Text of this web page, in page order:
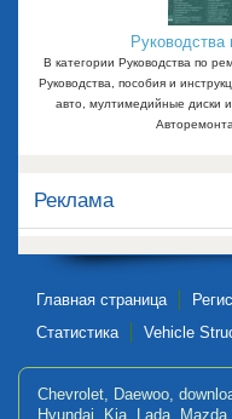
Руководства
В категории Руководства по
Руководства, пособия и
авто, мултимедийные диски
Реклама
Главная страница
Статистика
Vehicle
Chevrolet Daewoo
Hyundai
Kia Lada Mazda